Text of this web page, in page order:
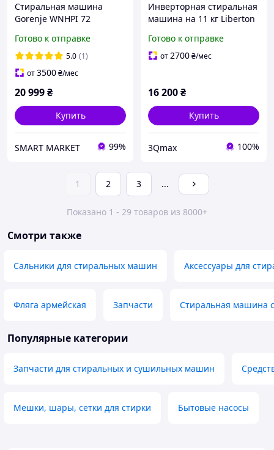
Стиральная машина
Gorenje WNHPI 72
Готово к отправке
5.0 (1)
от3500₴/мес
20 999₴
Купить
SMART MARKET 99%
Инверторная стиральная
машина на 11 кг Liberton
Готово к отправке
от2700₴/мес
16 200₴
Купить
3Qmax 100%
1 2 3 ...
Показано 1 - 29 товаров из 8000+
Смотри также
Сальники для стиральных машин Аксессуары для
Фляга армейская Запчасти Стиральная машина
Популярные категории
Запчасти для стиральных и сушильных машин
Мешки, шары, сетки для стирки Бытовые насосы